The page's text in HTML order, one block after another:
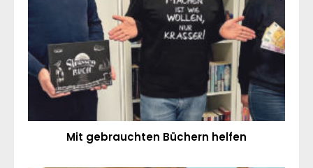
Mit gebrauchten Büchern helfen